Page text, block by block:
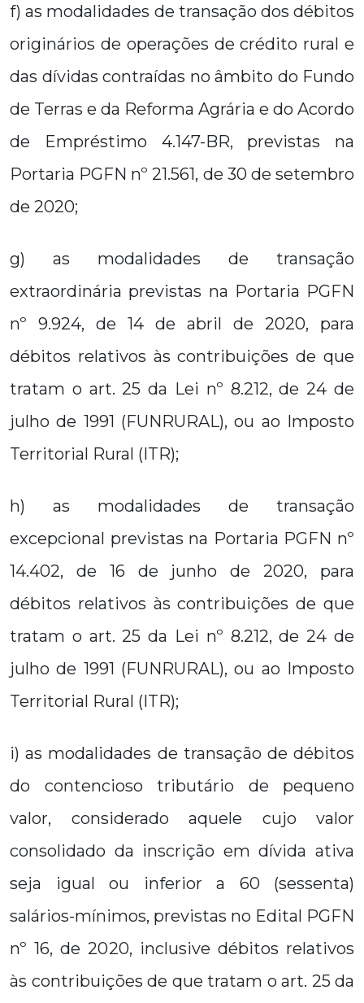
f) as modalidades de transação dos débitos
originários de operações de crédito rural e
das dívidas contraídas no âmbito do Fundo
de Terras e da Reforma Agrária e do Acordo
de Empréstimo 4.147-BR, previstas na
Portaria PGFN nº 21.561, de 30 de setembro
de 2020;
g) as modalidades de transação
extraordinária previstas na Portaria PGFN
nº 9.924, de 14 de abril de 2020, para
débitos relativos às contribuições de que
tratam o art. 25 da Lei nº 8.212, de 24 de
julho de 1991 (FUNRURAL), ou ao Imposto
Territorial Rural (ITR);
h) as modalidades de transação
excepcional previstas na Portaria PGFN nº
14.402, de 16 de junho de 2020, para
débitos relativos às contribuições de que
tratam o art. 25 da Lei nº 8.212, de 24 de
julho de 1991 (FUNRURAL), ou ao Imposto
Territorial Rural (ITR);
i) as modalidades de transação de débitos
do contencioso tributário de pequeno
valor, considerado aquele cujo valor
consolidado da inscrição em dívida ativa
seja igual ou inferior a 60 (sessenta)
salários-mínimos, previstas no Edital PGFN
nº 16, de 2020, inclusive débitos relativos
às contribuições de que tratam o art. 25 da